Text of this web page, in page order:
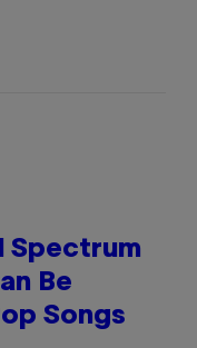
Spectrum
Be
Songs